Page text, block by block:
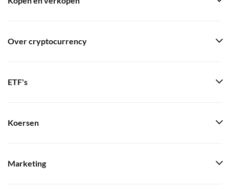
Over cryptocurrency
ETF's
Koersen
Marketing